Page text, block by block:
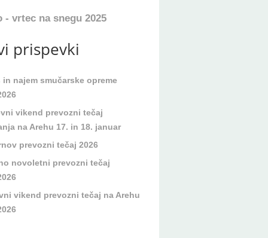
- vrtec na snegu 2025
prispevki
in najem smučarske opreme
vikend prevozni tečaj
na Arehu 17. in 18. januar
prevozni tečaj 2026
novoletni prevozni tečaj
vikend prevozni tečaj na Arehu